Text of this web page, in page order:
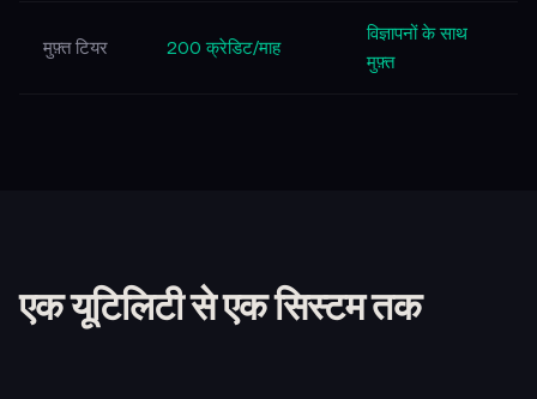
मुफ़्त टियर 200 क्रेडिट/माह
विज्ञापनों के साथ
मुफ़्त
एक यूटिलिटी से एक सिस्टम तक